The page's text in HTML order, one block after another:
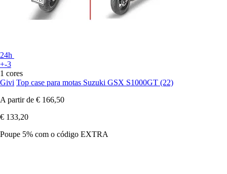
24h
+-3
1 cores
Givi Top case para motas Suzuki GSX S1000GT (22)
A partir de € 166,50
€ 133,20
Poupe 5% com o código EXTRA